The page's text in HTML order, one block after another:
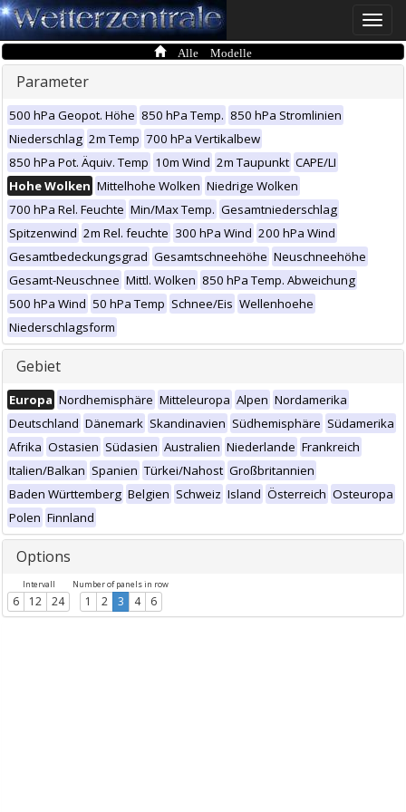
Toggle
Alle Modelle
Parameter
500 hPa Geopot. Höhe 850 hPa Temp. 850 hPa Stromlinien
Niederschlag 2m Temp 700 hPa Vertikalbew
850 hPa Pot. Äquiv. Temp 10m Wind 2m Taupunkt CAPE/LI
Hohe Wolken Mittelhohe Wolken Niedrige Wolken
700 hPa Rel. Feuchte Min/Max Temp. Gesamtniederschlag
Spitzenwind 2m Rel. feuchte 300 hPa Wind 200 hPa Wind
Gesamtbedeckungsgrad Gesamtschneehöhe Neuschneehöhe
Gesamt-Neuschnee Mittl. Wolken 850 hPa Temp. Abweichung
500 hPa Wind 50 hPa Temp Schnee/Eis Wellenhoehe
Niederschlagsform
Gebiet
Europa Nordhemisphäre Mitteleuropa Alpen Nordamerika
Deutschland Dänemark Skandinavien Südhemisphäre Südamerika
Afrika Ostasien Südasien Australien Niederlande Frankreich
Italien/Balkan Spanien Türkei/Nahost Großbritannien
Baden Württemberg Belgien Schweiz Island Österreich Osteuropa
Polen Finnland
Options
Intervall
6 12 24
Number of panels in row
1 2 3 4 6